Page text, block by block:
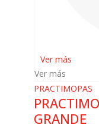
Ver más
Ver más
PRACTIMOPAS
GRANDE